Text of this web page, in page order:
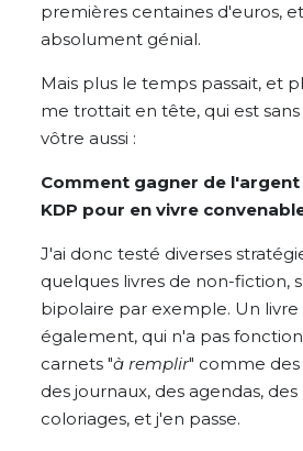
premières centaines d'euros,
absolument génial.
Mais plus le temps passait, et
me trottait en tête, qui est
vôtre aussi :
Comment gagner de l'argent
KDP pour en vivre
J'ai donc testé diverses
quelques livres de non-fiction,
bipolaire par exemple. Un
également, qui n'a pas
carnets "à remplir" comme des
des journaux, des agendas, des
coloriages, et j'en passe.